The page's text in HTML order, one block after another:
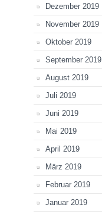
Dezember 2019
November 2019
Oktober 2019
September 2019
August 2019
Juli 2019
Juni 2019
Mai 2019
April 2019
März 2019
Februar 2019
Januar 2019